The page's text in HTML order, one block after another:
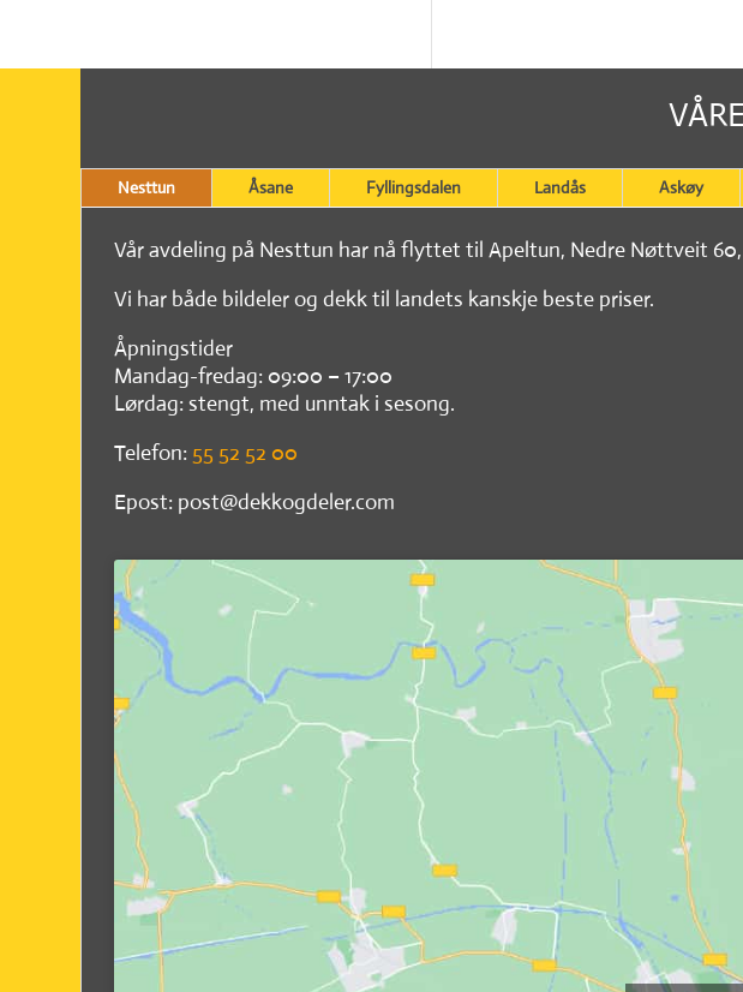
Nesttun Åsane Fyllingsdalen Landås Askøy
Vår avdeling på Nesttun har nå flyttet til Apeltun, Nedre Nøttveit 60,
Vi har både bildeler og dekk til landets kanskje beste priser.
Åpningstider
Mandag-fredag: 09:00 – 17:00
Lørdag: stengt, med unntak i sesong.
Telefon: 55 52 52 00
Epost: post@dekkogdeler.com